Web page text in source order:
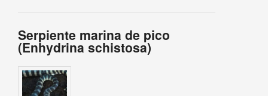
Serpiente marina de pico
(Enhydrina schistosa)